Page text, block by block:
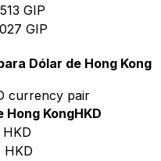
GIP
GIP
Dólar de Hong Kong
currency pair
Hong KongHKD
HKD
HKD